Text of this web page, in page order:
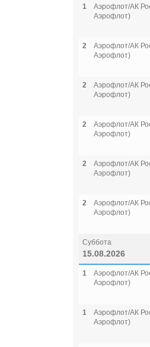
1
Аэрофлот/АК
Аэрофлот)
2
Аэрофлот/АК
Аэрофлот)
2
Аэрофлот/АК
Аэрофлот)
2
Аэрофлот/АК
Аэрофлот)
2
Аэрофлот/АК
Аэрофлот)
2
Аэрофлот/АК
Аэрофлот)
Суббота
15.08.2026
1
Аэрофлот/АК
Аэрофлот)
1
Аэрофлот/АК
Аэрофлот)